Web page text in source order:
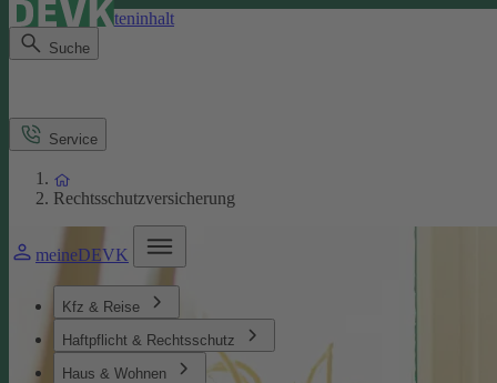
Direkt zum Seiteninhalt
Suche
meineDEVK
Kfz & Reise
Haftpflicht & Rechtsschutz
Haus & Wohnen
Service
Rechtsschutzversicherung